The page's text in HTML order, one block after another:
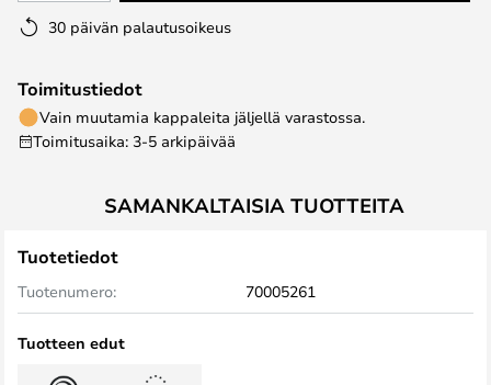
30 päivän palautusoikeus
Toimitustiedot
Vain muutamia kappaleita jäljellä varastossa.
Toimitusaika: 3-5 arkipäivää
SAMANKALTAISIA TUOTTEITA
Tuotetiedot
Tuotenumero: 70005261
Tuotteen edut